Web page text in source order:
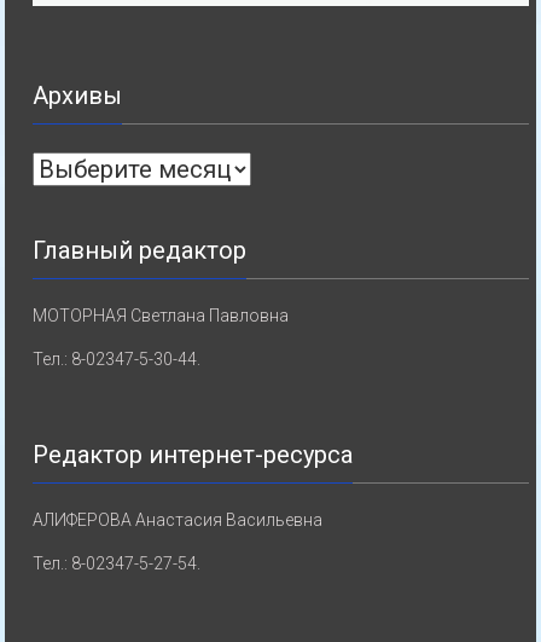
Архивы
Архивы
Главный редактор
МОТОРНАЯ Светлана Павловна
Тел.: 8-02347-5-30-44.
Редактор интернет-ресурса
АЛИФЕРОВА Анастасия Васильевна
Тел.: 8-02347-5-27-54.